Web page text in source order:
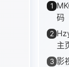
1
码
2
主
3 影